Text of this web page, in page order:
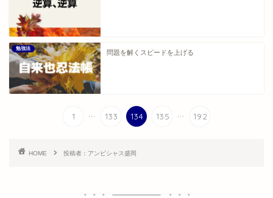
勉強法
問題を解くスピードを上げる
1 ... 133 134 135 ... 192
HOME 投稿者：アンビシャス盛岡